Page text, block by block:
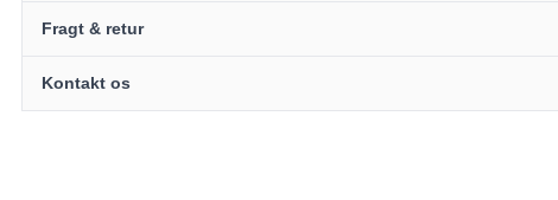
Fragt & retur
Kontakt os